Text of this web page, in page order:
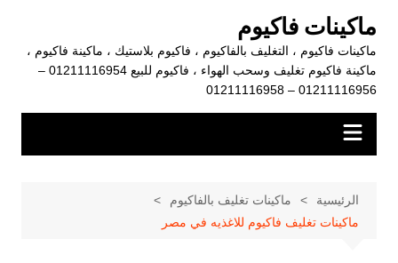
المحتوى
ماكينات فاكيوم
ماكينات فاكيوم ، التغليف بالفاكيوم ، فاكيوم بلاستيك ، ماكينة فاكيوم ،
ماكينة فاكيوم تغليف وسحب الهواء ، فاكيوم للبيع 01211116954 –
01211116956 – 01211116958
الرئيسية
ماكينات تغليف بالفاكيوم
ماكينات تغليف فاكيوم للاغذيه في مصر